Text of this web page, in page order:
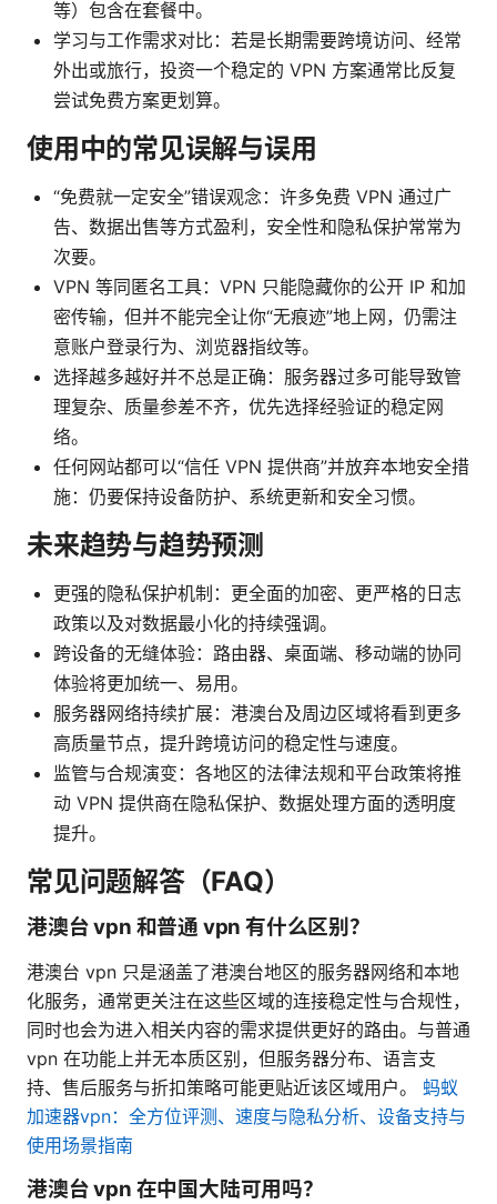
等）包含在套餐中。
学习与工作需求对比：若是长期需要跨境访问、经常
外出或旅行，投资一个稳定的 VPN 方案通常比反复
尝试免费方案更划算。
使用中的常见误解与误用
“免费就一定安全”错误观念：许多免费 VPN 通过广
告、数据出售等方式盈利，安全性和隐私保护常常为
次要。
VPN 等同匿名工具：VPN 只能隐藏你的公开 IP 和加
密传输，但并不能完全让你“无痕迹”地上网，仍需注
意账户登录行为、浏览器指纹等。
选择越多越好并不总是正确：服务器过多可能导致管
理复杂、质量参差不齐，优先选择经验证的稳定网
络。
任何网站都可以“信任 VPN 提供商”并放弃本地安全措
施：仍要保持设备防护、系统更新和安全习惯。
未来趋势与趋势预测
更强的隐私保护机制：更全面的加密、更严格的日志
政策以及对数据最小化的持续强调。
跨设备的无缝体验：路由器、桌面端、移动端的协同
体验将更加统一、易用。
服务器网络持续扩展：港澳台及周边区域将看到更多
高质量节点，提升跨境访问的稳定性与速度。
监管与合规演变：各地区的法律法规和平台政策将推
动 VPN 提供商在隐私保护、数据处理方面的透明度
提升。
常见问题解答（FAQ）
港澳台 vpn 和普通 vpn 有什么区别？
港澳台 vpn 只是涵盖了港澳台地区的服务器网络和本地
化服务，通常更关注在这些区域的连接稳定性与合规性，
同时也会为进入相关内容的需求提供更好的路由。与普通
vpn 在功能上并无本质区别，但服务器分布、语言支
持、售后服务与折扣策略可能更贴近该区域用户。 蚂蚁
加速器vpn：全方位评测、速度与隐私分析、设备支持与
使用场景指南
港澳台 vpn 在中国大陆可用吗？